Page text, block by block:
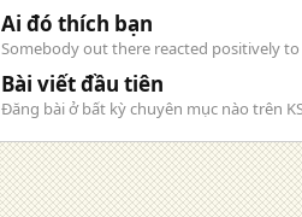
Ai đó thích bạn
Somebody out there reacted positively
Bài viết đầu tiên
Đăng bài ở bất kỳ chuyên mục nào trên